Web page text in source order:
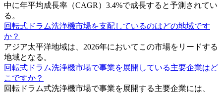
中に年平均成長率（CAGR）3.4%で成長すると予測されてい
る。
回転式ドラム洗浄機市場を支配しているのはどの地域です
か？
アジア太平洋地域は、2026年においてこの市場をリードする
地域となる。
回転式ドラム洗浄機市場で事業を展開している主要企業はど
こですか？
回転ドラム式洗浄機市場で事業を展開する主要企業には、